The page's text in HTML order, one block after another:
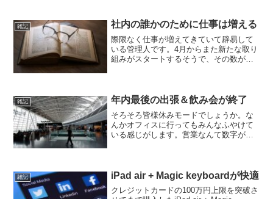
雑記 社内の誰かのために仕事は増える
際限なく仕事が増えてきていて辟易して
いる管理人です。4月からまた新たな取り
組みがスタートするそうで、その数がま
い傾向だね。ちょっ...
雑記 年内最後の出張＆飲み会が終了
そろそろ皆様休みモードでしょうか。な
んかオフィスに行ってもみんなふやけて
いる感じがします。営業なんて数字が行
これの繰り返し…だな。さて...
雑記 iPad air + Magic keyboardが快適
クレジットカードの100万円上限を突破さ